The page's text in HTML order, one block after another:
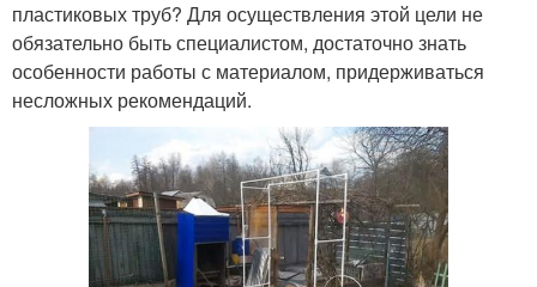
пластиковых труб? Для осуществления этой цели не
обязательно быть специалистом, достаточно знать
особенности работы с материалом, придерживаться
несложных рекомендаций.